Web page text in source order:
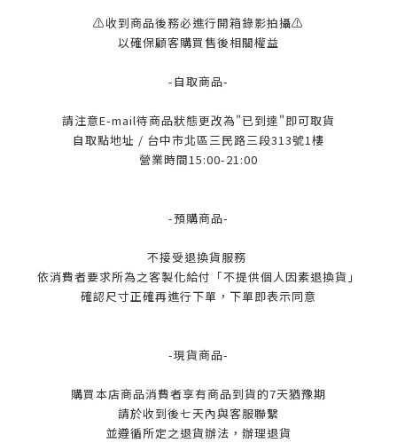
⚠️收到商品後務必進行開箱錄影拍攝⚠️
以確保顧客購買售後相關權益
-自取商品-
請注意E-mail待商品狀態更改為"已到達"即可取貨
自取點地址 / 台中市北區三民路三段313號1樓
營業時間15:00-21:00
-預購商品-
不接受退換貨服務
依消費者要求所為之客製化給付「不提供個人因素退換貨」
確認尺寸正確再進行下單，下單即表示同意
-現貨商品-
購買本店商品消費者享有商品到貨的7天猶豫期
請於收到後七天內與客服聯繫
並遵循所定之退貨辦法，辦理退貨